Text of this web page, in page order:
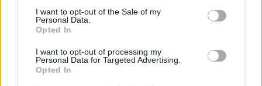
I want to opt-out of the Sale of my
Personal Data.
Opted In
I want to opt-out of processing my
Personal Data for Targeted Advertising.
Opted In
Padoan: ci sono troppi contratti
Va risolto il precariato giovanile